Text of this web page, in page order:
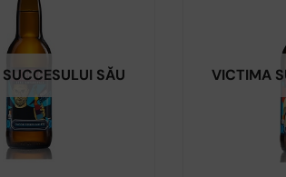
SĂU VICTIMA